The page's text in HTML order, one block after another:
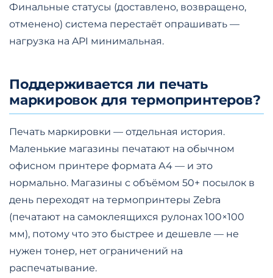
Финальные статусы (доставлено, возвращено,
отменено) система перестаёт опрашивать —
нагрузка на API минимальная.
Поддерживается ли печать
маркировок для термопринтеров?
Печать маркировки — отдельная история.
Маленькие магазины печатают на обычном
офисном принтере формата А4 — и это
нормально. Магазины с объёмом 50+ посылок в
день переходят на термопринтеры Zebra
(печатают на самоклеящихся рулонах 100×100
мм), потому что это быстрее и дешевле — не
нужен тонер, нет ограничений на
распечатывание.